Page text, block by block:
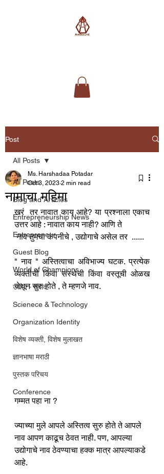
Post
All Posts
Blog and Articles
Entrepreneurship News
Entrepreneur
Guest Blog
World of Champions
उद्योग - संवाद
Scienece & Technology
Organization Identity
विशेष व्यक्ती, विशेष मुलाखत
ज्ञानभाषा मराठी
पुस्तक परिचय
Conference
All Posts
नामाचा महिमा
Ms. Harshadaa Potadar
Oct 3, 2023 2 min read
खरं  तर नावात काय आहे? या प्रश्नाला एकाच
उत्तर आहे : नावात काय नाही? आणि ते
नाव तुमचा कंपनीचे , उद्योगाचे असेल तर  ......
" नाव " अस्तित्वाचा अविभाज्य घटक. प्रत्येक
व्यक्तीची किंवा संस्थेची किंवा वस्तूची ओळख
जेथून सुरु होते , ते म्हणजे नाव.
गम्मत पहा ना ?
ज्याच्या मुले आपले अस्तित्व सुरु होते ते आपले
नाव आपण काढूच ठेवत नाही. पण, आपल्या
उद्योगाचे नाव ठेवण्याचा हक्क मात्र आपल्याकडे
आहे.